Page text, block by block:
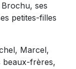
ses
petites-filles
Marcel,
beaux-frères,